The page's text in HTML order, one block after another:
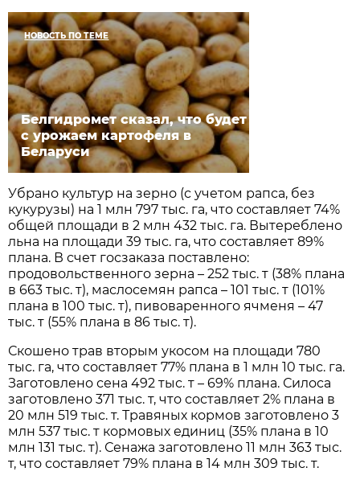
НОВОСТЬ ПО ТЕМЕ
Белгидромет сказал, что будет
с урожаем картофеля в
Беларуси
Убрано культур на зерно (с учетом рапса, без
кукурузы) на 1 млн 797 тыс. га, что составляет 74%
общей площади в 2 млн 432 тыс. га. Вытереблено
льна на площади 39 тыс. га, что составляет 89%
плана. В счет госзаказа поставлено:
продовольственного зерна – 252 тыс. т (38% плана
в 663 тыс. т), маслосемян рапса – 101 тыс. т (101%
плана в 100 тыс. т), пивоваренного ячменя – 47
тыс. т (55% плана в 86 тыс. т).
Скошено трав вторым укосом на площади 780
тыс. га, что составляет 77% плана в 1 млн 10 тыс. га.
Заготовлено сена 492 тыс. т – 69% плана. Силоса
заготовлено 371 тыс. т, что составляет 2% плана в
20 млн 519 тыс. т. Травяных кормов заготовлено 3
млн 537 тыс. т кормовых единиц (35% плана в 10
млн 131 тыс. т). Сенажа заготовлено 11 млн 363 тыс.
т, что составляет 79% плана в 14 млн 309 тыс. т.